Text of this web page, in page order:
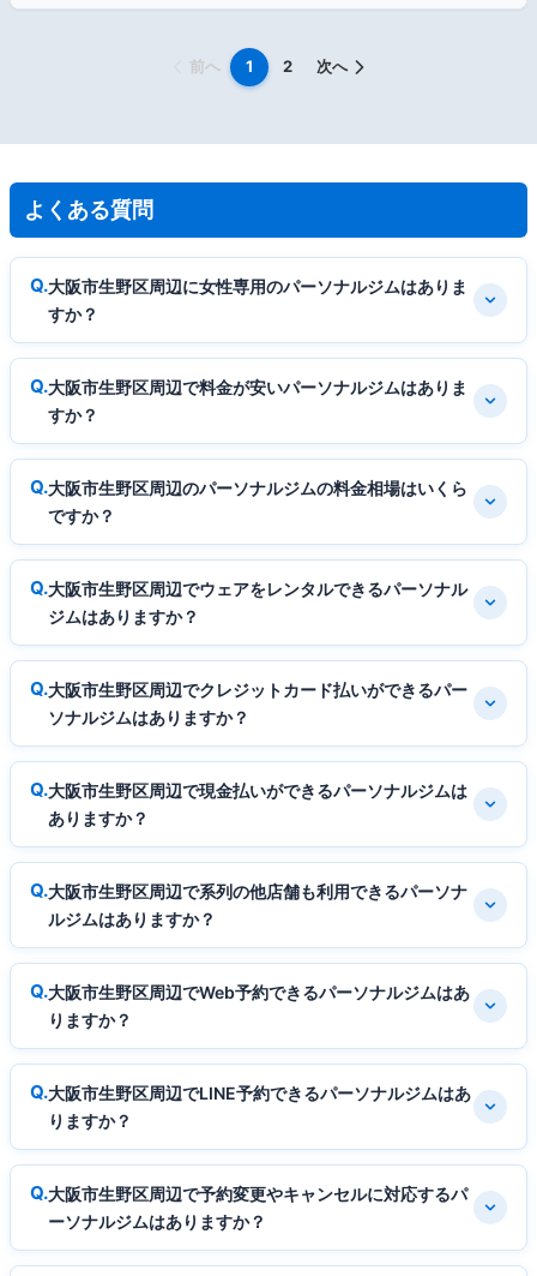
前へ 1 2 次へ
よくある質問
大阪市生野区周辺に女性専用のパーソナルジムはありま
すか？
大阪市生野区周辺で料金が安いパーソナルジムはありま
すか？
大阪市生野区周辺のパーソナルジムの料金相場はいくら
ですか？
大阪市生野区周辺でウェアをレンタルできるパーソナル
ジムはありますか？
大阪市生野区周辺でクレジットカード払いができるパー
ソナルジムはありますか？
大阪市生野区周辺で現金払いができるパーソナルジムは
ありますか？
大阪市生野区周辺で系列の他店舗も利用できるパーソナ
ルジムはありますか？
大阪市生野区周辺でWeb予約できるパーソナルジムはあ
りますか？
大阪市生野区周辺でLINE予約できるパーソナルジムはあ
りますか？
大阪市生野区周辺で予約変更やキャンセルに対応するパ
ーソナルジムはありますか？